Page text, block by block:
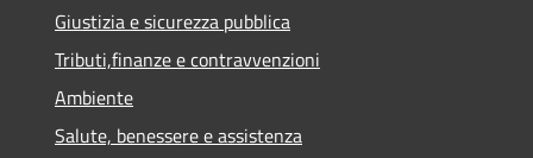
Giustizia e sicurezza pubblica
Tributi,finanze e contravvenzioni
Ambiente
Salute, benessere e assistenza